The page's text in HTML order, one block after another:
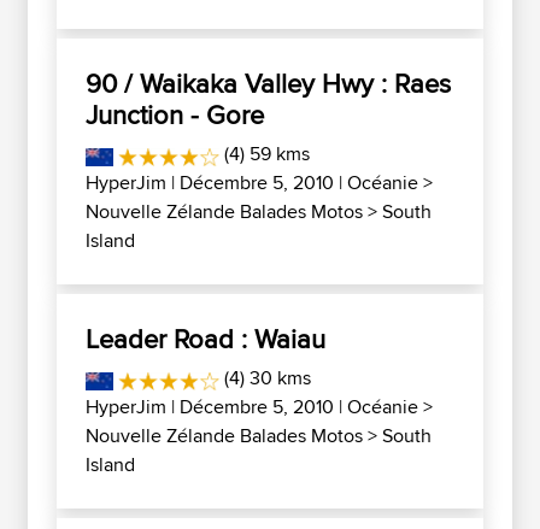
90 / Waikaka Valley Hwy : Raes
Junction - Gore
(4) 59 kms
HyperJim | Décembre 5, 2010 |Océanie>
Nouvelle Zélande Balades Motos>South
Island
Leader Road : Waiau
(4) 30 kms
HyperJim | Décembre 5, 2010 |Océanie>
Nouvelle Zélande Balades Motos>South
Island